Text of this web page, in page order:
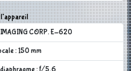
l'appareil
CORP. E-620
: 150 mm